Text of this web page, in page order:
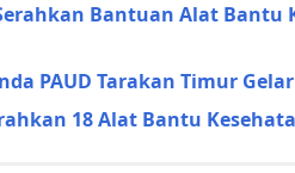
Bantuan Alat Bantu
PAUD Tarakan Timur
18 Alat Bantu